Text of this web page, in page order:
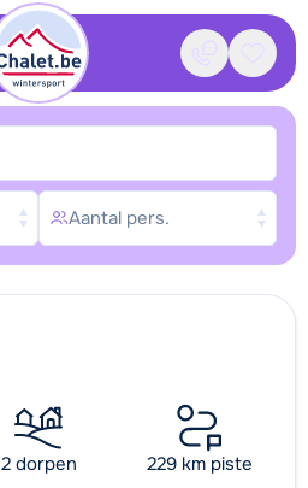
Contact
2 dorpen 229 km piste
Aantal pers.